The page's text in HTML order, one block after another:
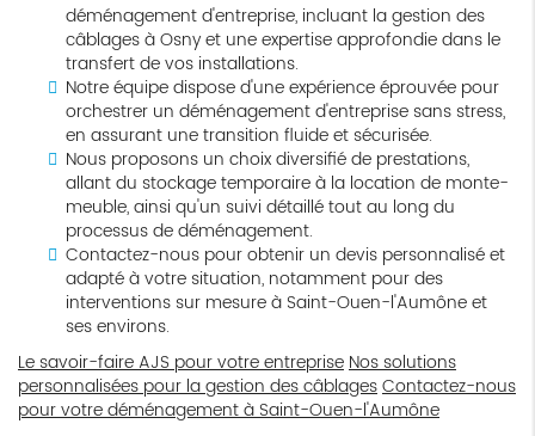
déménagement d'entreprise, incluant la gestion des
câblages à Osny et une expertise approfondie dans le
transfert de vos installations.
Notre équipe dispose d'une expérience éprouvée pour
orchestrer un déménagement d'entreprise sans stress,
en assurant une transition fluide et sécurisée.
Nous proposons un choix diversifié de prestations,
allant du stockage temporaire à la location de monte-
meuble, ainsi qu'un suivi détaillé tout au long du
processus de déménagement.
Contactez-nous pour obtenir un devis personnalisé et
adapté à votre situation, notamment pour des
interventions sur mesure à Saint-Ouen-l'Aumône et
ses environs.
Le savoir-faire AJS pour votre entrepriseNos solutions
personnalisées pour la gestion des câblagesContactez-nous
pour votre déménagement à Saint-Ouen-l'Aumône